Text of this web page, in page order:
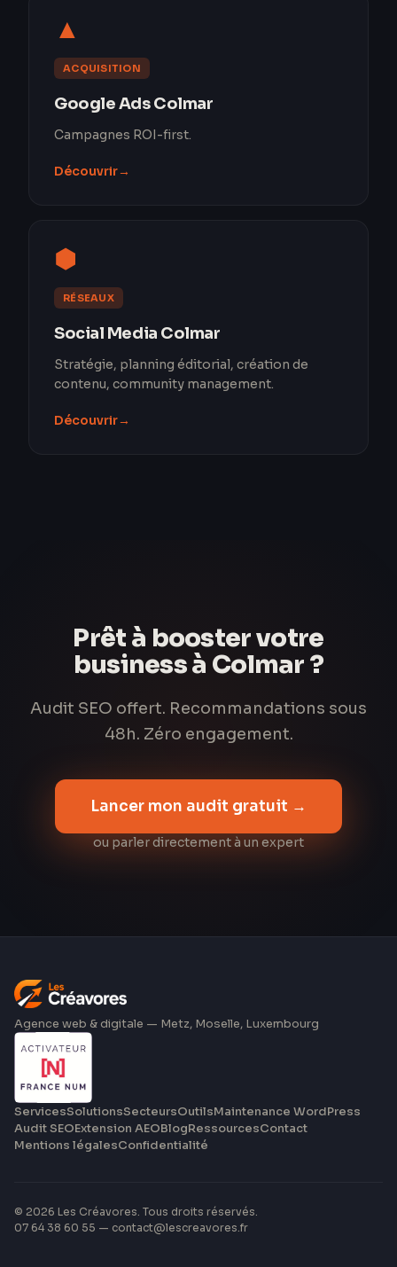
▲
ACQUISITION
Google Ads Colmar
Campagnes ROI-first.
Découvrir→
⬢
RÉSEAUX
Social Media Colmar
Stratégie, planning éditorial, création de
contenu, community management.
Découvrir→
Prêt à booster votre
business à Colmar ?
Audit SEO offert. Recommandations sous
48h. Zéro engagement.
Lancer mon audit gratuit →
ou parler directement à un expert
Agence web & digitale — Metz, Moselle, Luxembourg
ServicesSolutionsSecteursOutilsMaintenance WordPress
Audit SEOExtension AEOBlogRessourcesContact
Mentions légalesConfidentialité
© 2026 Les Créavores. Tous droits réservés.
07 64 38 60 55 — contact@lescreavores.fr